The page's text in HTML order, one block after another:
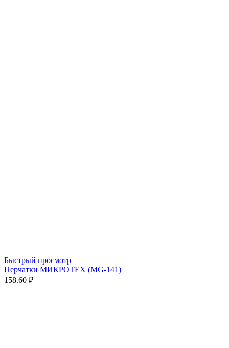
Быстрый просмотр
Перчатки МИКРОТЕХ (MG-141)
158.60 ₽